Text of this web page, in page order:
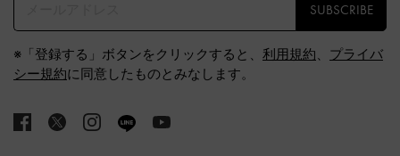
SUBSCRIBE
※「登録する」ボタンをクリックすると、 利用規約、 プライバ
シー規約に同意したものとみなします。